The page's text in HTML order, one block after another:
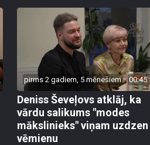
pirms 2 gadiem, 5 mēnešiem
Deniss Ševeļovs atklāj, ka
vārdu salikums "modes
mākslinieks" viņam uzdzen
vēmienu